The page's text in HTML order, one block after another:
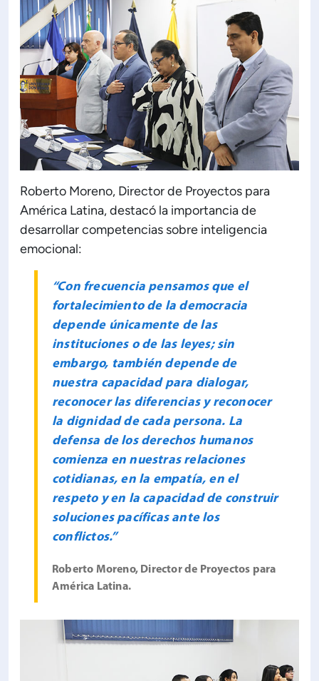
Roberto Moreno, Director de Proyectos para
América Latina, destacó la importancia de
desarrollar competencias sobre inteligencia
emocional:
“Con frecuencia pensamos que el
fortalecimiento de la democracia
depende únicamente de las
instituciones o de las leyes; sin
embargo, también depende de
nuestra capacidad para dialogar,
reconocer las diferencias y reconocer
la dignidad de cada persona. La
defensa de los derechos humanos
comienza en nuestras relaciones
cotidianas, en la empatía, en el
respeto y en la capacidad de construir
soluciones pacíficas ante los
conflictos.”
Roberto Moreno, Director de Proyectos para
América Latina.